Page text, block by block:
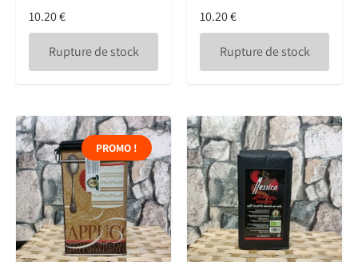
10.20€
Rupture de stock
10.20€
Rupture de stock
PROMO !